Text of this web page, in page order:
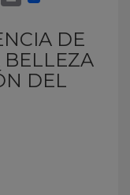
DE
BELLEZA
DEL